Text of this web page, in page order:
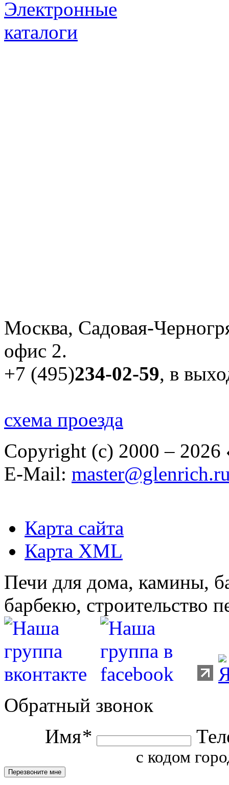
Москва, Садовая-
офис 2.
+7 (495)234-02-59, в
схема проезда
Copyright (c) 2000 – 2026
E-Mail:
Карта сайта
Карта XML
Печи для дома, камины,
барбекю, строительство
Обратный звонок
Имя*
с кодом